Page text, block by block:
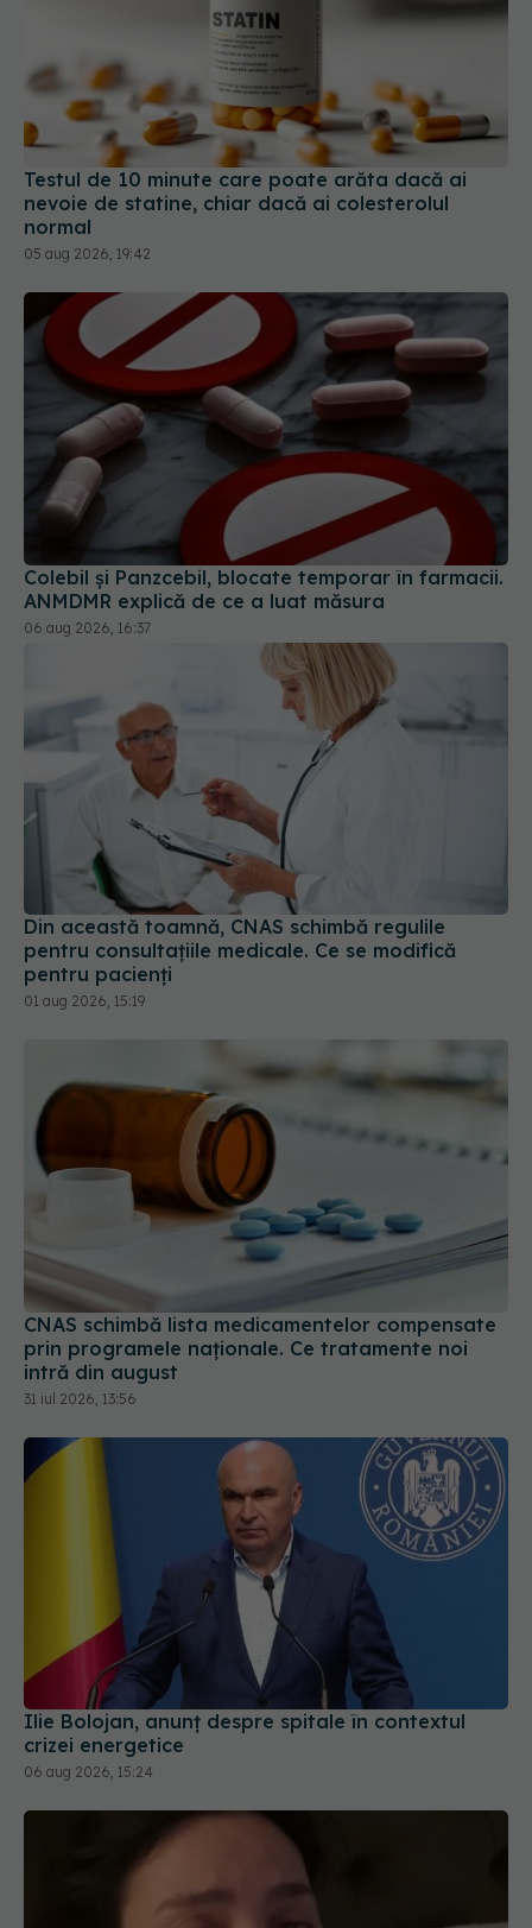
Testul de 10 minute care poate arăta dacă ai
nevoie de statine, chiar dacă ai colesterolul
normal
05 aug 2026, 19:42
Colebil și Panzcebil, blocate temporar în farmacii.
ANMDMR explică de ce a luat măsura
06 aug 2026, 16:37
Din această toamnă, CNAS schimbă regulile
pentru consultațiile medicale. Ce se modifică
pentru pacienți
01 aug 2026, 15:19
CNAS schimbă lista medicamentelor compensate
prin programele naționale. Ce tratamente noi
intră din august
31 iul 2026, 13:56
Ilie Bolojan, anunț despre spitale în contextul
crizei energetice
06 aug 2026, 15:24